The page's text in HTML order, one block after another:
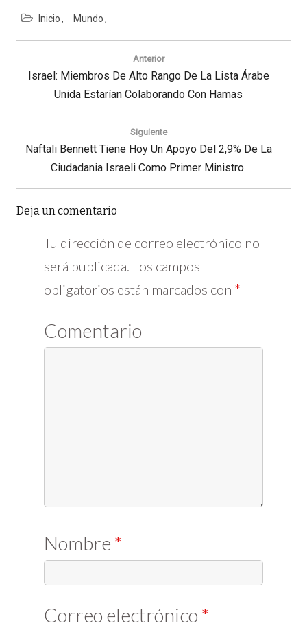
Inicio Mundo
Navegación
entradas
Anterior
Previous
Israel: Miembros De Alto Rango De La Lista Árabe
Unida Estarían Colaborando Con Hamas
Siguiente
Next
Naftali Bennett Tiene Hoy Un Apoyo Del 2,9% De La
Ciudadania Israeli Como Primer Ministro
Deja un comentario
Tu dirección de correo electrónico no
será publicada. Los campos
obligatorios están marcados con *
Comentario
Nombre *
Correo electrónico *